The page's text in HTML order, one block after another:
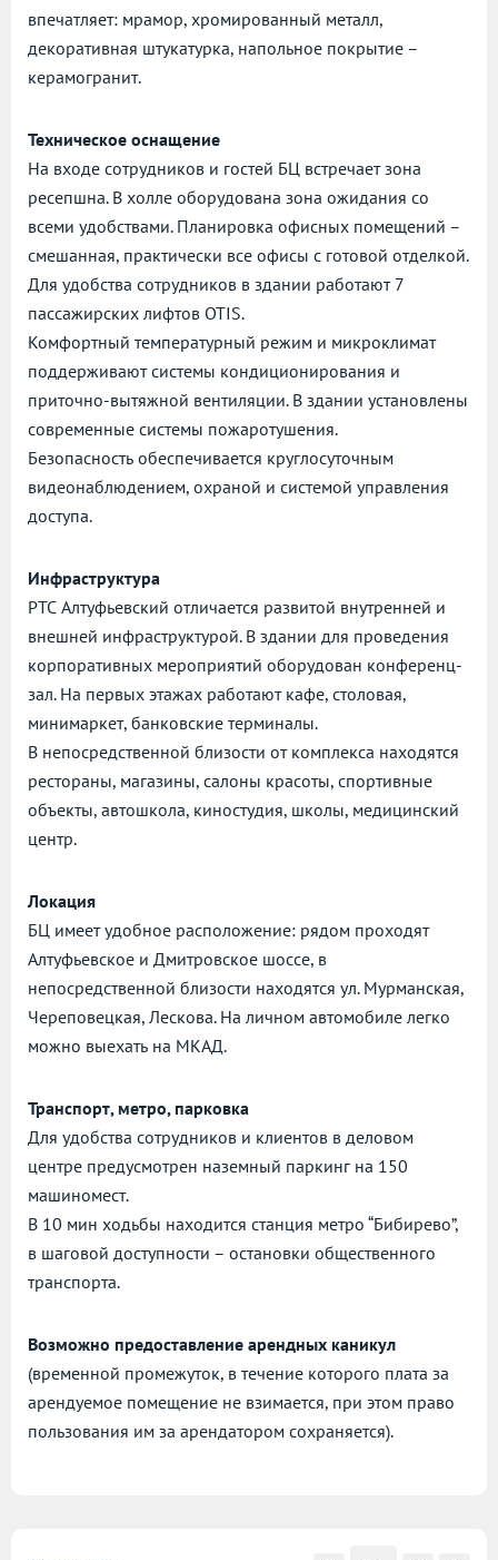
впечатляет: мрамор, хромированный металл,
декоративная штукатурка, напольное покрытие –
керамогранит.
Техническое оснащение
На входе сотрудников и гостей БЦ встречает зона
ресепшна. В холле оборудована зона ожидания со
всеми удобствами. Планировка офисных помещений –
смешанная, практически все офисы с готовой отделкой.
Для удобства сотрудников в здании работают 7
пассажирских лифтов OTIS.
Комфортный температурный режим и микроклимат
поддерживают системы кондиционирования и
приточно-вытяжной вентиляции. В здании установлены
современные системы пожаротушения.
Безопасность обеспечивается круглосуточным
видеонаблюдением, охраной и системой управления
доступа.
Инфраструктура
РТС Алтуфьевский отличается развитой внутренней и
внешней инфраструктурой. В здании для проведения
корпоративных мероприятий оборудован конференц-
зал. На первых этажах работают кафе, столовая,
минимаркет, банковские терминалы.
В непосредственной близости от комплекса находятся
рестораны, магазины, салоны красоты, спортивные
объекты, автошкола, киностудия, школы, медицинский
центр.
Локация
БЦ имеет удобное расположение: рядом проходят
Алтуфьевское и Дмитровское шоссе, в
непосредственной близости находятся ул. Мурманская,
Череповецкая, Лескова. На личном автомобиле легко
можно выехать на МКАД.
Транспорт, метро, парковка
Для удобства сотрудников и клиентов в деловом
центре предусмотрен наземный паркинг на 150
машиномест.
В 10 мин ходьбы находится станция метро “Бибирево”,
в шаговой доступности – остановки общественного
транспорта.
Возможно предоставление арендных каникул
(временной промежуток, в течение которого плата за
арендуемое помещение не взимается, при этом право
пользования им за арендатором сохраняется).